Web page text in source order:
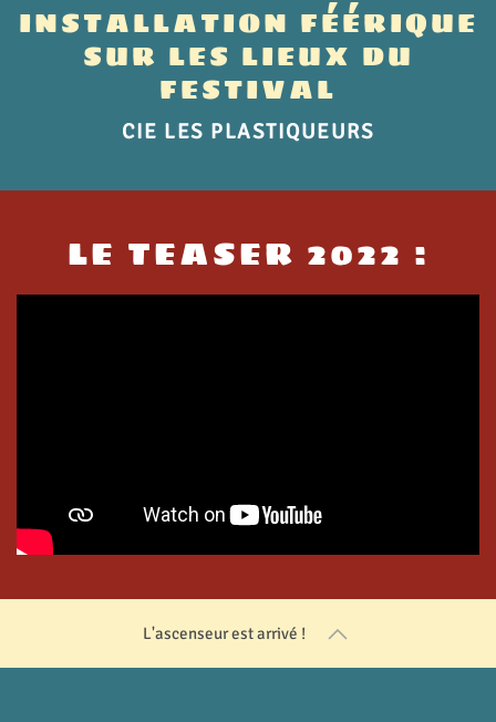
INSTALLATION FÉÉRIQUE
SUR LES LIEUX DU
FESTIVAL
CIE LES PLASTIQUEURS
LE TEASER 2022 :
L'ascenseur est arrivé !